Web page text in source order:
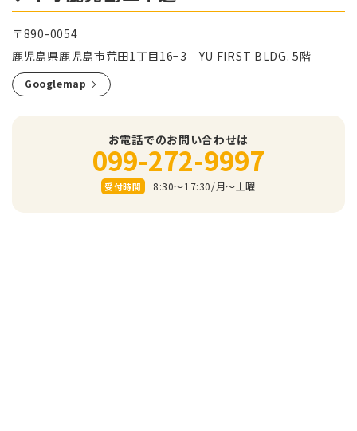
〒890-0054
鹿児島県鹿児島市荒田1丁目16−3 YU FIRST BLDG. 5階
Googlemap
お電話でのお問い合わせは
099-272-9997
受付時間 8:30～17:30/⽉〜⼟曜